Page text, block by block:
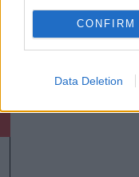
CONFIRM
Data Deletion